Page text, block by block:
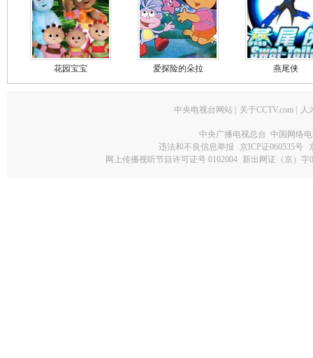
花园宝宝 爱探险的朵拉 燕尾侠
中央电视台网站 关于CCTV.com 人
中央广播电视总台 中国网络
违法和不良信息举报
京ICP证060535号
网上传播视听节目许可证号 0102004 新出网证（京）